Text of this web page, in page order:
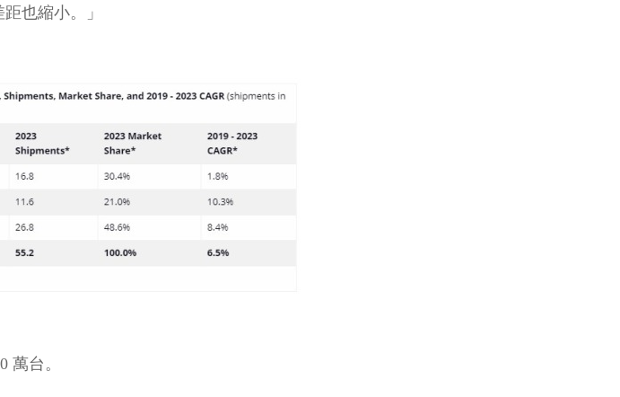
也縮小。」
萬台。